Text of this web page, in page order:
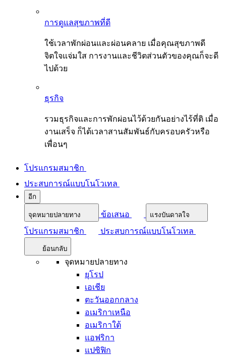
การดูแลสุขภาพที่ดี
ใช้เวลาพักผ่อนและผ่อนคลาย เมื่อคุณสุขภาพดี
จิตใจแจ่มใส การงานและชีวิตส่วนตัวของคุณก็จะดี
ไปด้วย
ธุรกิจ
รวมธุรกิจและการพักผ่อนไว้ด้วยกันอย่างไร้ที่ติ เมื่อ
งานเสร็จ ก็ได้เวลาสานสัมพันธ์กับครอบครัวหรือ
เพื่อนๆ
โปรแกรมสมาชิก
ประสบการณ์แบบโนโวเทล
อีก
จุดหมายปลายทาง ข้อเสนอ แรงบันดาลใจ
โปรแกรมสมาชิก ประสบการณ์แบบโนโวเทล
ย้อนกลับ
จุดหมายปลายทาง
ยุโรป
เอเชีย
ตะวันออกกลาง
อเมริกาเหนือ
อเมริกาใต้
แอฟริกา
แปซิฟิก